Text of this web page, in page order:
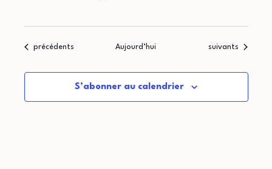
Évènements
précédents Aujourd’hui Évènements
suivants
S’abonner au calendrier